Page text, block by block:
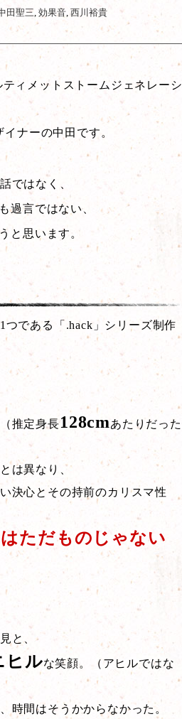
田聖三, 効果音, 西川裕貴
ィメットストームジェネレーシ
ナーの中田です。
ではなく、
過言ではない、
と思います。
である「.hack」シリーズ制作
推定身長128cmあたりだった
は異なり、
決心とその持前のカリスマ性
はただものじゃない
と、
ヒルな笑顔。（アヒルではな
時間はそうかからなかった。